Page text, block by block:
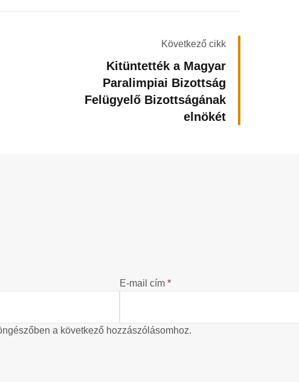
Következő cikk
Kitüntették a Magyar
Paralimpiai Bizottság
Felügyelő Bizottságának
elnökét
E-mail cím *
a következő hozzászólásomhoz.